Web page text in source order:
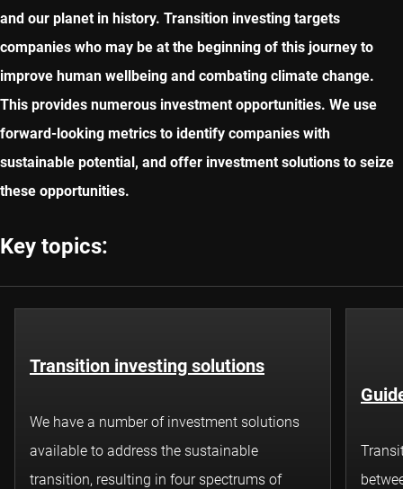
and our planet in history. Transition investing targets
companies who may be at the beginning of this journey to
improve human wellbeing and combating climate change.
This provides numerous investment opportunities. We use
forward-looking metrics to identify companies with
sustainable potential, and offer investment solutions to seize
these opportunities.
Key topics:
Transition investing solutions
We have a number of investment solutions
available to address the sustainable
transition, resulting in four spectrums of